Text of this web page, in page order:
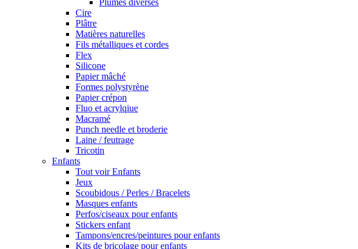
Plumes diverses
Cire
Plâtre
Matières naturelles
Fils métalliques et cordes
Flex
Silicone
Papier mâché
Formes polystyrène
Papier crépon
Fluo et acrylqiue
Macramé
Punch needle et broderie
Laine / feutrage
Tricotin
Enfants
Tout voir Enfants
Jeux
Scoubidous / Perles / Bracelets
Masques enfants
Perfos/ciseaux pour enfants
Stickers enfant
Tampons/encres/peintures pour enfants
Kits de bricolage pour enfants